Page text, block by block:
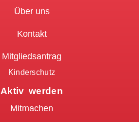
Über uns
Kontakt
Mitgliedsantrag
Kinderschutz
Aktiv werden
Mitmachen